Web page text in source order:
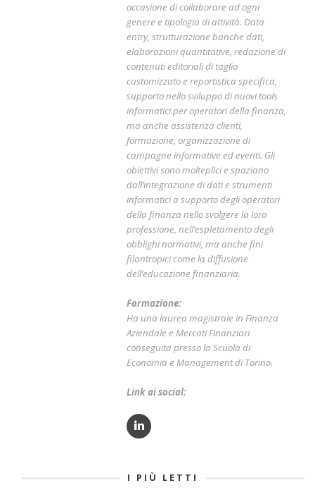
occasione di collaborare ad ogni
genere e tipologia di attività. Data
entry, strutturazione banche dati,
elaborazioni quantitative, redazione di
contenuti editoriali di taglio
customizzato e reportistica specifica,
supporto nello sviluppo di nuovi tools
informatici per operatori della finanza,
ma anche assistenza clienti,
formazione, organizzazione di
campagne informative ed eventi. Gli
obiettivi sono molteplici e spaziano
dall’integrazione di dati e strumenti
informatici a supporto degli operatori
della finanza nello svolgere la loro
professione, nell’espletamento degli
obblighi normativi, ma anche fini
filantropici come la diffusione
dell’educazione finanziaria.
Formazione:
Ha una laurea magistrale in Finanza
Aziendale e Mercati Finanziari
conseguita presso la Scuola di
Economia e Management di Torino.
Link ai social:
I PIÙ LETTI